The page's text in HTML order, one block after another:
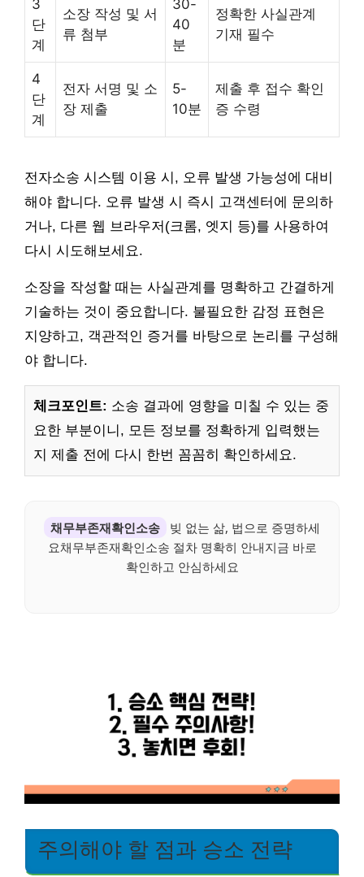
3
단
계
소장 작성 및 서
류 첨부
30-
40
분
정확한 사실관계
기재 필수
4
단
계
전자 서명 및 소
장 제출
5-
10분
제출 후 접수 확인
증 수령
전자소송 시스템 이용 시, 오류 발생 가능성에 대비
해야 합니다. 오류 발생 시 즉시 고객센터에 문의하
거나, 다른 웹 브라우저(크롬, 엣지 등)를 사용하여
다시 시도해보세요.
소장을 작성할 때는 사실관계를 명확하고 간결하게
기술하는 것이 중요합니다. 불필요한 감정 표현은
지양하고, 객관적인 증거를 바탕으로 논리를 구성해
야 합니다.
체크포인트: 소송 결과에 영향을 미칠 수 있는 중
요한 부분이니, 모든 정보를 정확하게 입력했는
지 제출 전에 다시 한번 꼼꼼히 확인하세요.
채무부존재확인소송
빚 없는 삶, 법으로 증명하세
요채무부존재확인소송 절차 명확히 안내지금 바로
확인하고 안심하세요
주의해야 할 점과 승소 전략